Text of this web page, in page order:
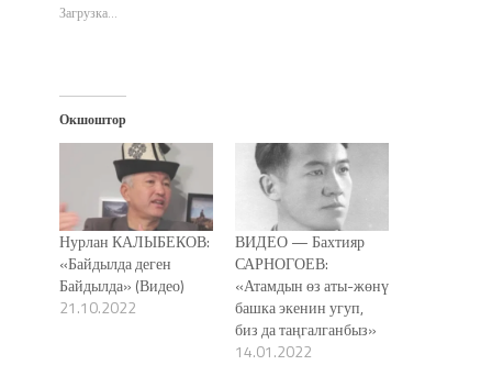
окне)
Загрузка...
Окшоштор
Нурлан КАЛЫБЕКОВ:
«Байдылда деген
Байдылда» (Видео)
21.10.2022
ВИДЕО — Бахтияр
САРНОГОЕВ:
«Атамдын өз аты-жөнү
башка экенин угуп,
биз да таңгалганбыз»
14.01.2022